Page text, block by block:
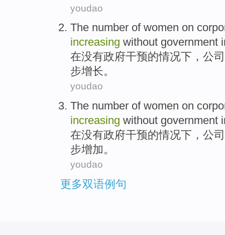
youdao
The number of women on
increasing without government
在没有政府干预的情况下， 公司
步增长。
youdao
The number of women on
increasing without government
在没有政府干预的情况下， 公司
步增加。
youdao
更多双语例句